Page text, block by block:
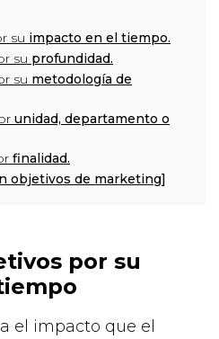
su impacto en el tiempo.
su profundidad.
su metodología de
unidad, departamento o
finalidad.
objetivos de marketing]
por su
el impacto que el